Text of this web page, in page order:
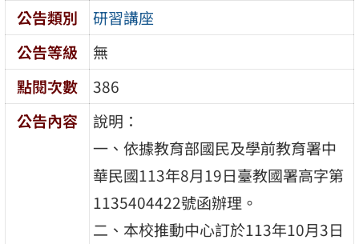
公告類別
研習講座
公告等級
無
點閱次數
386
公告內容
說明：
一、依據教育部國民及學前教育署中
華民國113年8月19日臺教國署高字第
1135404422號函辦理。
二、本校推動中心訂於113年10月3日